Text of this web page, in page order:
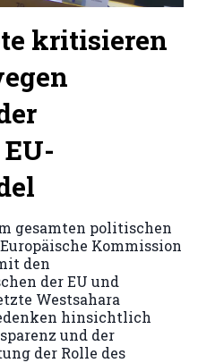
kritisieren
gesamten politischen
Kommission
den
der EU und
Westsahara
hinsichtlich
und der
der Rolle des